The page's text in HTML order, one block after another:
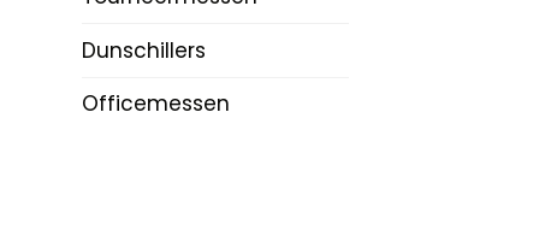
Dunschillers
Officemessen